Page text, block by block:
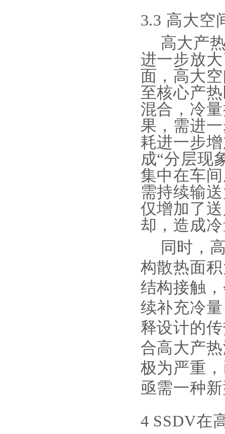
3.3 高大空
高大产
进一步放
面，高大
至核心产
混合，冷
果，需进
耗进一步
成“分层现
集中在车
需持续输
仅增加了
却，造成
同时，
构散热面
结构接触
续补充冷
释设计的
合高大产
极为严重
亟需一种
4 SSDV在